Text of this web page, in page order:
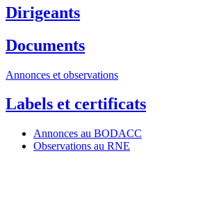
Dirigeants
Documents
Annonces et observations
Labels et certificats
Annonces au BODACC
Observations au RNE